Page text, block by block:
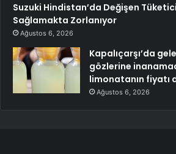
Suzuki Hindistan’da Değişen
Sağlamakta Zorlanıyor
Ağustos 6, 2026
Kapalıçarşı’da
gözlerine
limonatanın fiyatı
Ağustos 6, 2026